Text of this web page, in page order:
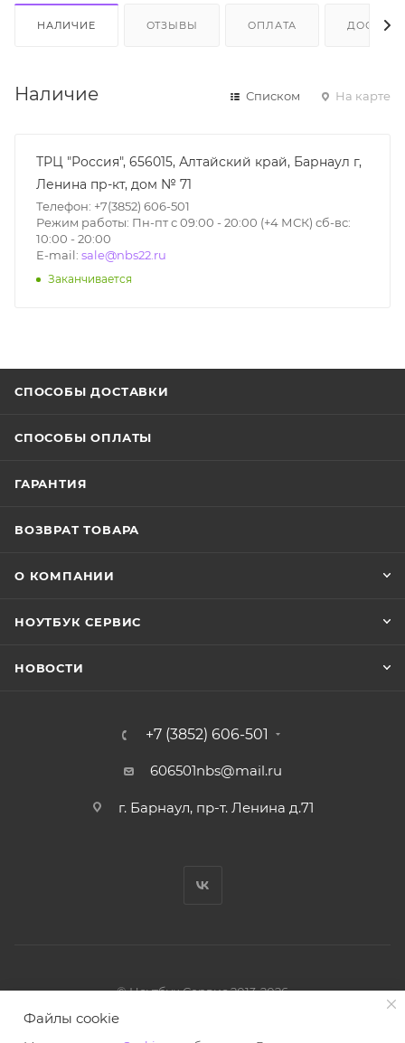
НАЛИЧИЕ ОТЗЫВЫ ОПЛАТА
Наличие Списком На карте
ТРЦ "Россия", 656015, Алтайский край, Барнаул г,
Ленина пр-кт, дом № 71
Телефон: +7(3852) 606-501
Режим работы: Пн-пт с 09:00 - 20:00 (+4 МСК) сб-вс:
10:00 - 20:00
E-mail: sale@nbs22.ru
Заканчивается
СПОСОБЫ ДОСТАВКИ
СПОСОБЫ ОПЛАТЫ
ГАРАНТИЯ
ВОЗВРАТ ТОВАРА
О КОМПАНИИ
НОУТБУК СЕРВИС
НОВОСТИ
+7 (3852) 606-501
606501nbs@mail.ru
г. Барнаул, пр-т. Ленина д.71
© Ноутбук Сервис 2013-2026
Интернет-магазин запчастей и аксессуаров
Файлы cookie